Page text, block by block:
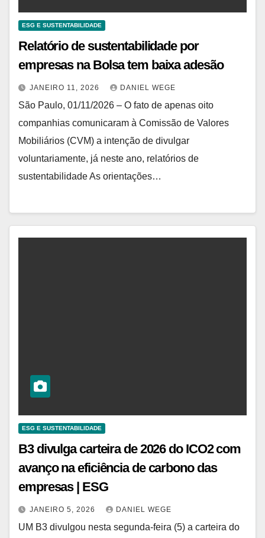
ESG E SUSTENTABILIDADE
Relatório de sustentabilidade por
empresas na Bolsa tem baixa adesão
JANEIRO 11, 2026 DANIEL WEGE
São Paulo, 01/11/2026 – O fato de apenas oito
companhias comunicaram à Comissão de Valores
Mobiliários (CVM) a intenção de divulgar
voluntariamente, já neste ano, relatórios de
sustentabilidade As orientações…
ESG E SUSTENTABILIDADE
B3 divulga carteira de 2026 do ICO2 com
avanço na eficiência de carbono das
empresas | ESG
JANEIRO 5, 2026 DANIEL WEGE
UM B3 divulgou nesta segunda-feira (5) a carteira do